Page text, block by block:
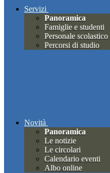
Servizi
Panoramica
Famiglie e studenti
Personale scolastico
Percorsi di studio
Novità
Panoramica
Le notizie
Le circolari
Calendario eventi
Albo online